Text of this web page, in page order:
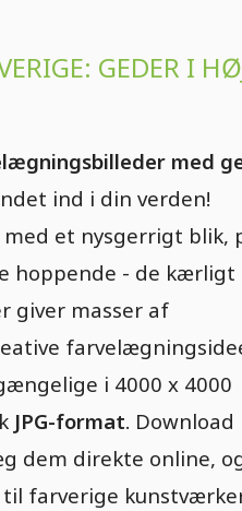
GEDER I
med
ind i din verden!
et nysgerrigt blik,
hoppende - de kærligt
giver masser af
i 4000 x 4000
JPG-format. Download
dem direkte online,
farverige